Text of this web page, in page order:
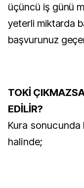
üçüncü iş günü
yeterli miktarda
başvurunuz
TOKİ
EDİLİR?
Kura sonucunda
halinde;